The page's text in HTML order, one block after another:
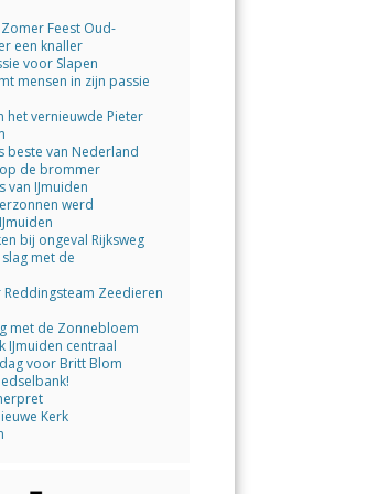
Feest Oud-
een knaller
voor Slapen
mensen in zijn passie
het vernieuwde Pieter
beste van Nederland
de brommer
van IJmuiden
werd
bij ongeval Rijksweg
met de
Zeedieren
met de Zonnebloem
IJmuiden centraal
voor Britt Blom
Kerk